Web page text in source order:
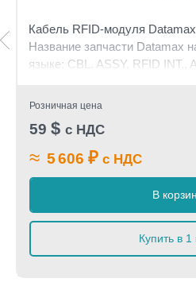
Кабель RFID-модуля
Название запчасти Datamax
языке: CBL. ASSY, RFID INT.,
Розничная цена
59 $ с НДС
≈ 5 606 ₽ с НДС
В
Купить в 1